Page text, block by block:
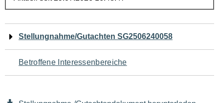
Navigation
für
den
Seiteninhalt
Stellungnahme/Gutachten SG2506240058
Betroffene Interessenbereiche